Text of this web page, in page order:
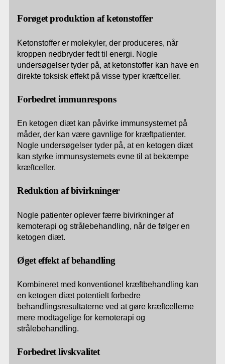
Forøget produktion af ketonstoffer
Ketonstoffer er molekyler, der produceres, når
kroppen nedbryder fedt til energi. Nogle
undersøgelser tyder på, at ketonstoffer kan have en
direkte toksisk effekt på visse typer kræftceller.
Forbedret immunrespons
En ketogen diæt kan påvirke immunsystemet på
måder, der kan være gavnlige for kræftpatienter.
Nogle undersøgelser tyder på, at en ketogen diæt
kan styrke immunsystemets evne til at bekæmpe
kræftceller.
Reduktion af bivirkninger
Nogle patienter oplever færre bivirkninger af
kemoterapi og strålebehandling, når de følger en
ketogen diæt.
Øget effekt af behandling
Kombineret med konventionel kræftbehandling kan
en ketogen diæt potentielt forbedre
behandlingsresultaterne ved at gøre kræftcellerne
mere modtagelige for kemoterapi og
strålebehandling.
Forbedret livskvalitet